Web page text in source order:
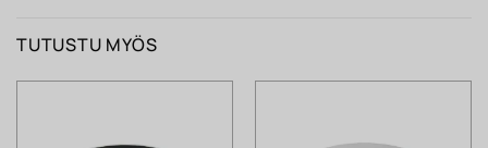
TUTUSTU MYÖS